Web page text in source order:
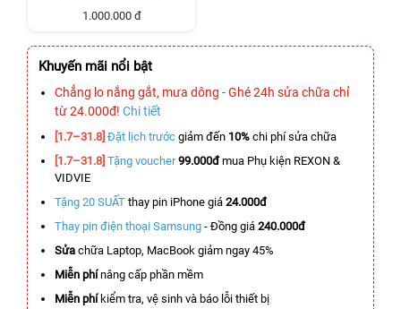
1.000.000 đ
Khuyến mãi nổi bật
Chẳng lo nắng gắt, mưa dông - Ghé 24h sửa chữa chỉ
từ 24.000đ! Chi tiết
[1.7–31.8] Đặt lịch trước giảm đến 10% chi phí sửa chữa
[1.7–31.8] Tặng voucher 99.000đmua Phụ kiện REXON &
VIDVIE
Tặng 20 SUẤT thay pin iPhone giá 24.000đ
Thay pin điện thoại Samsung - Đồng giá 240.000đ
Sửa chữa Laptop, MacBook giảm ngay 45%
Miễn phínâng cấp phần mềm
Miễn phíkiểm tra, vệ sinh và báo lỗi thiết bị